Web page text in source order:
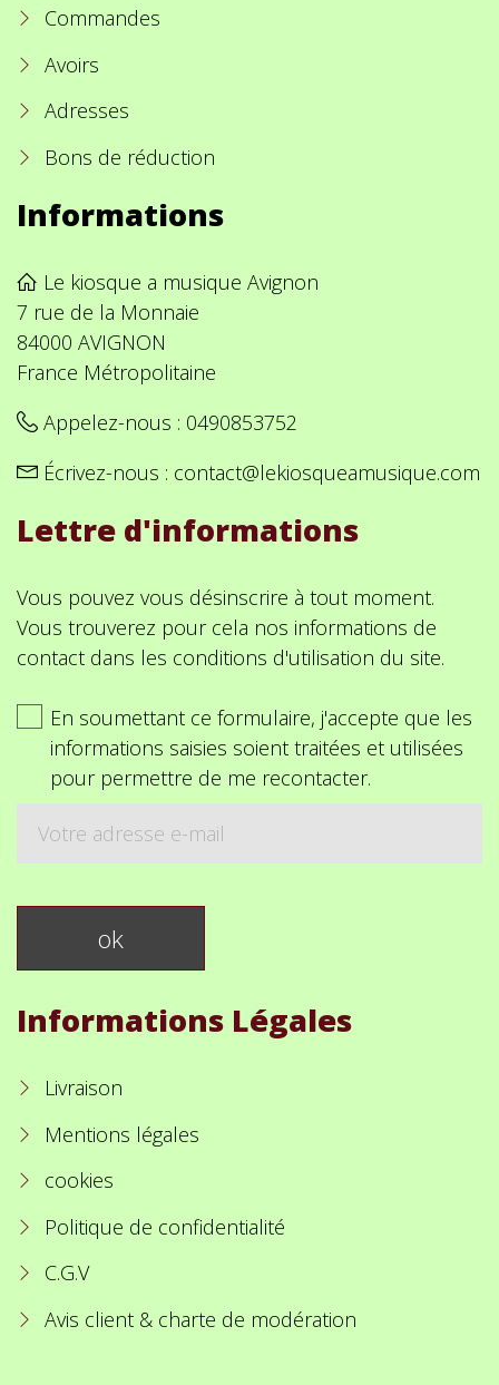
Commandes
Avoirs
Adresses
Bons de réduction
Informations
Le kiosque a musique Avignon
7 rue de la Monnaie
84000 AVIGNON
France Métropolitaine
Appelez-nous : 0490853752
Écrivez-nous : contact@lekiosqueamusique.com
Lettre d'informations
Vous pouvez vous désinscrire à tout moment.
Vous trouverez pour cela nos informations de
contact dans les conditions d'utilisation du site.
En soumettant ce formulaire, j'accepte que les
informations saisies soient traitées et utilisées
pour permettre de me recontacter.
Informations Légales
Livraison
Mentions légales
cookies
Politique de confidentialité
C.G.V
Avis client & charte de modération